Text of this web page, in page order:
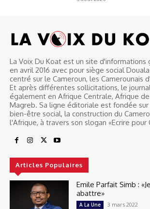
La Voix Du Koat est un site d'informations
en avril 2016 avec pour siège social
centré sur le Cameroun, les Camerounais
Et après différentes sollicitations, le
également en Afrique Centrale, Afrique
Magreb. Sa ligne éditoriale est fondée sur
bien-être social, la construction du
l'Afrique, à travers son slogan «Ecrire pour
Articles Populaires
Emile Parfait Simb :
abattre»
A La Une 3 mars 2022